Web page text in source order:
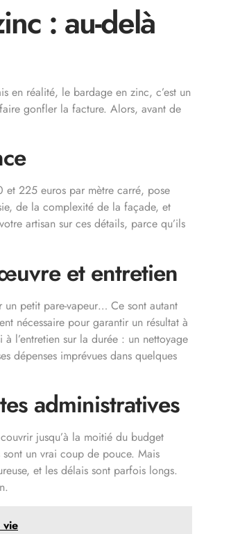
: au-delà
en réalité, le bardage en zinc, c’est un
gonfler la facture. Alors, avant de
et 225 euros par mètre carré, pose
de la complexité de la façade, et
artisan sur ces détails, parce qu’ils
et entretien
un petit pare-vapeur… Ce sont autant
nécessaire pour garantir un résultat à
à l’entretien sur la durée : un nettoyage
dépenses imprévues dans quelques
administratives
jusqu’à la moitié du budget
un vrai coup de pouce. Mais
et les délais sont parfois longs.
vie